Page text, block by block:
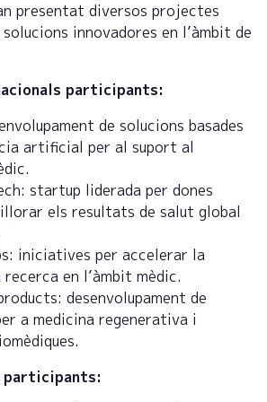
presentat diversos projectes
innovadores en l’àmbit de
participants:
de solucions basades
artificial per al suport al
startup liderada per dones
els resultats de salut global
iniciatives per accelerar la
en l’àmbit mèdic.
desenvolupament de
a medicina regenerativa i
participants: